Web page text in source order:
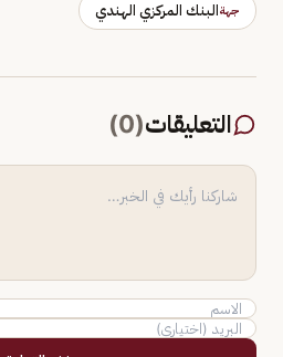
جهةالبنك المركزي الهندي
التعليقات(
0
)